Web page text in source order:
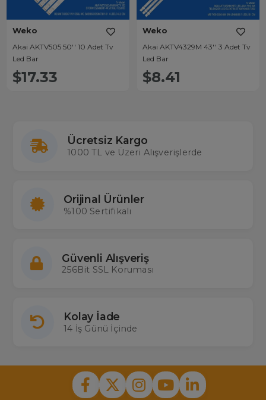
Weko
Akai AKTV505 50'' 10 Adet Tv
Led Bar
$17.33
Weko
Akai AKTV4329M 43'' 3 Adet Tv
Led Bar
$8.41
Ücretsiz Kargo
1000 TL ve Üzeri Alışverişlerde
Orijinal Ürünler
%100 Sertifikalı
Güvenli Alışveriş
256Bit SSL Koruması
Kolay İade
14 İş Günü İçinde